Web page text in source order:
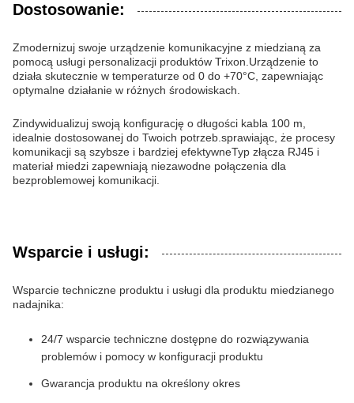
Dostosowanie:
Zmodernizuj swoje urządzenie komunikacyjne z miedzianą za
pomocą usługi personalizacji produktów Trixon.Urządzenie to
działa skutecznie w temperaturze od 0 do +70°C, zapewniając
optymalne działanie w różnych środowiskach.
Zindywidualizuj swoją konfigurację o długości kabla 100 m,
idealnie dostosowanej do Twoich potrzeb.sprawiając, że procesy
komunikacji są szybsze i bardziej efektywneTyp złącza RJ45 i
materiał miedzi zapewniają niezawodne połączenia dla
bezproblemowej komunikacji.
Wsparcie i usługi:
Wsparcie techniczne produktu i usługi dla produktu miedzianego
nadajnika:
24/7 wsparcie techniczne dostępne do rozwiązywania
problemów i pomocy w konfiguracji produktu
Gwarancja produktu na określony okres